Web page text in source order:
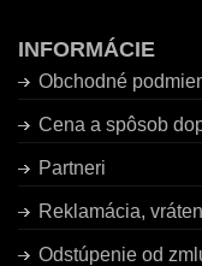
INFORMÁCIE
Obchodné
Cena a spôsob
Partneri
Reklamácia,
Odstúpenie od